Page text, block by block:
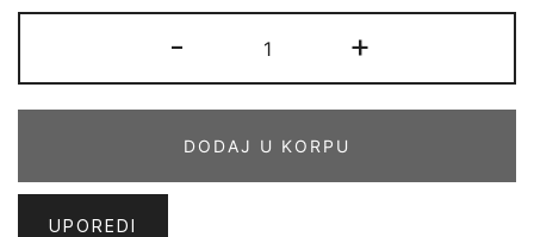
-
52064-
3676
+
DODAJ U KORPU
UPOREDI